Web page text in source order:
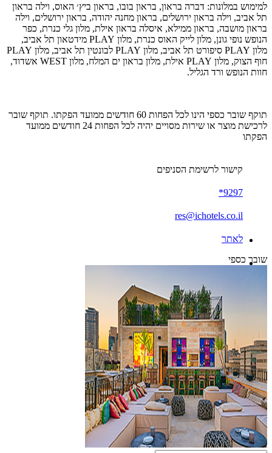
למימוש במלונות: דברה בראון, בראון בובו, בראון ביץ׳ האוס, וילה בראון
תל אביב, וילה בראון ירושלים, בראון מחנה יהודה, בראון ירושלים, וילה
בראון מושבה, בראון ממילא, איסלה בראון אילת, מלון גלי כנרת, כפר
הנופש נופי גונן, מלון לייק האוס כנרת, מלון PLAY מידטאון תל אביב,
מלון PLAY סיפורט תל אביב, מלון PLAY לבונטין תל אביב, מלון PLAY
חוף הצוק, מלון PLAY אילת, מלון בראון ים המלח, מלון WEST אשדוד,
חוות הנופש ורד הגליל.
תוקף שובר כספי הינו לכל הפחות 60 חודשים ממועד הפקתו. תוקף שובר
לרכישת מוצר או שירות מסויים יהיה לכל הפחות 24 חודשים ממועד
הפקתו
קישור לרשימת הסניפים
9297*
res@ichotels.co.il
לאתר
שובר כספי